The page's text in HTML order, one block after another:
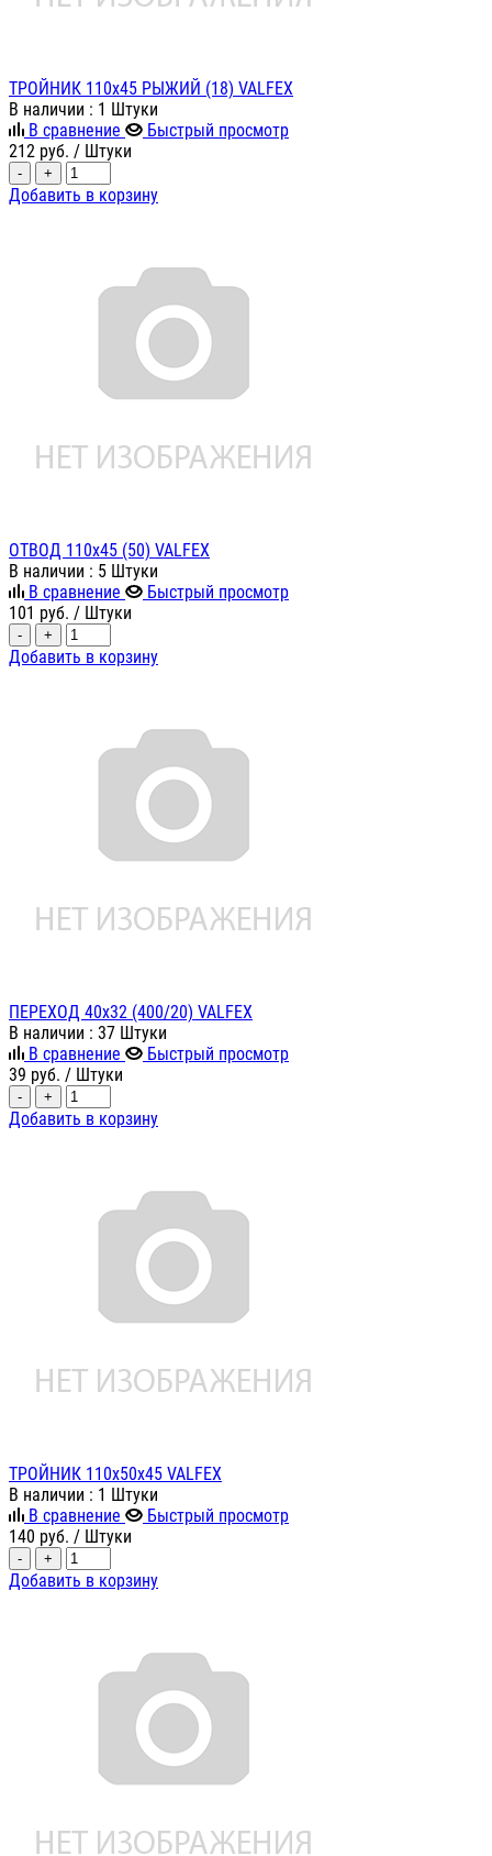
ТРОЙНИК 110х45 РЫЖИЙ (18) VALFEX
В наличии : 1 Штуки
В сравнение
Быстрый просмотр
212 руб. / Штуки
- +
Добавить в корзину
ОТВОД 110х45 (50) VALFEX
В наличии : 5 Штуки
В сравнение
Быстрый просмотр
101 руб. / Штуки
- +
Добавить в корзину
ПЕРЕХОД 40х32 (400/20) VALFEX
В наличии : 37 Штуки
В сравнение
Быстрый просмотр
39 руб. / Штуки
- +
Добавить в корзину
ТРОЙНИК 110х50х45 VALFEX
В наличии : 1 Штуки
В сравнение
Быстрый просмотр
140 руб. / Штуки
- +
Добавить в корзину